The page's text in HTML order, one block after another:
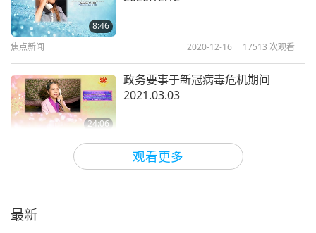
大蒜一瓣
冰糖五○克或二盎司（视个人喜好加入）
制作方法：所有食材用水洗净（不包括冰糖）；先置
于一旁。全部食材加水放入锅内。先用大火煮滚。再
调小火煮二十分钟。滤出渣滓。
＊若要两人份，食材则双倍。
效。最好从第一天就开始喝。
观看更多
8:46
焦点新闻 2020-12-16 17513 次观看
24:06
政务要事于新冠病毒危机期间
2021.03.03
2021-03-07
最新